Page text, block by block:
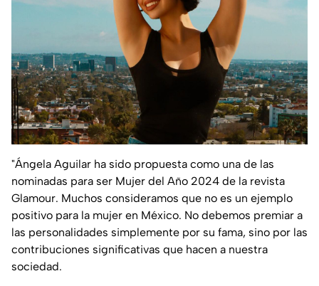
"Ángela Aguilar ha sido propuesta como una de las
nominadas para ser Mujer del Año 2024 de la revista
Glamour. Muchos consideramos que no es un ejemplo
positivo para la mujer en México. No debemos premiar a
las personalidades simplemente por su fama, sino por las
contribuciones significativas que hacen a nuestra
sociedad.